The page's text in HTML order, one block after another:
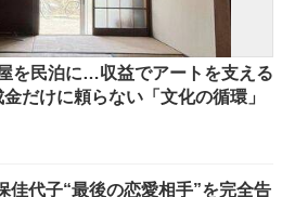
を民泊に…収益でアートを支える
だけに頼らない「文化の循環」
佳代子“最後の恋愛相手”を完全告